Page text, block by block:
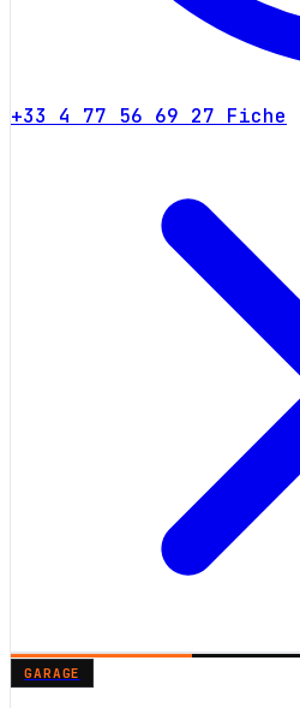
+33 4 77 56 69 27 Fiche
GARAGE